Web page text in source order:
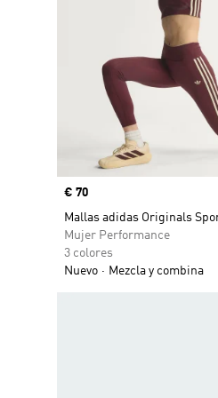
Precio
€ 70
Mallas adidas Originals
Mujer Performance
3 colores
Nuevo
Mezcla y combina